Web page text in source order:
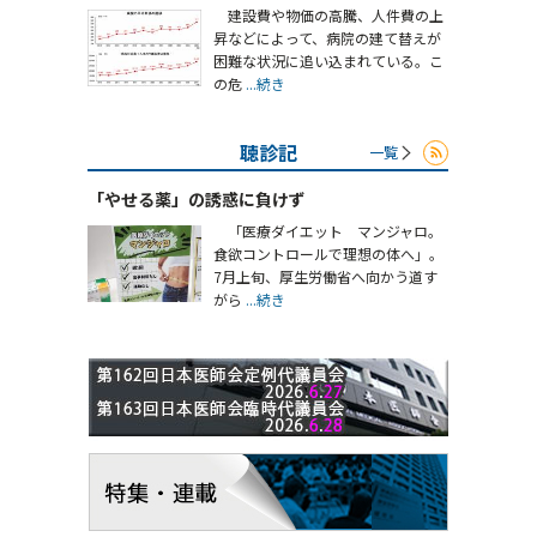
建設費や物価の高騰、人件費の上
昇などによって、病院の建て替えが
困難な状況に追い込まれている。こ
の危 ...続き
聴診記 一覧
「やせる薬」の誘惑に負けず
「医療ダイエット マンジャロ。
食欲コントロールで理想の体へ」。
7月上旬、厚生労働省へ向かう道す
がら ...続き